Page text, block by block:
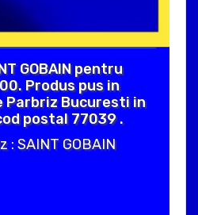
GOBAIN pentru
Produs pus in
Parbriz Bucuresti in
postal 77039 .
: SAINT GOBAIN